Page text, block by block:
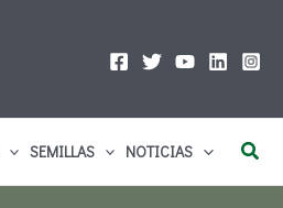
SEMILLAS NOTICIAS